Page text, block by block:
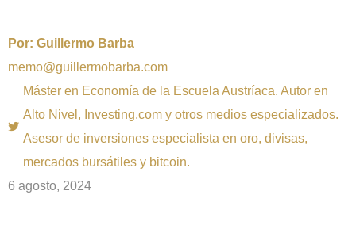
Por: Guillermo Barba
memo@guillermobarba.com
Máster en Economía de la Escuela Austríaca. Autor en
Alto Nivel, Investing.com y otros medios especializados.
Asesor de inversiones especialista en oro, divisas,
mercados bursátiles y bitcoin.
6 agosto, 2024